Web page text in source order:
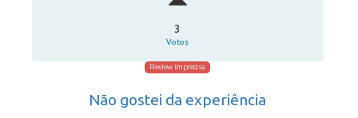
3
Votos
Review imprecisa
Não gostei da experiência